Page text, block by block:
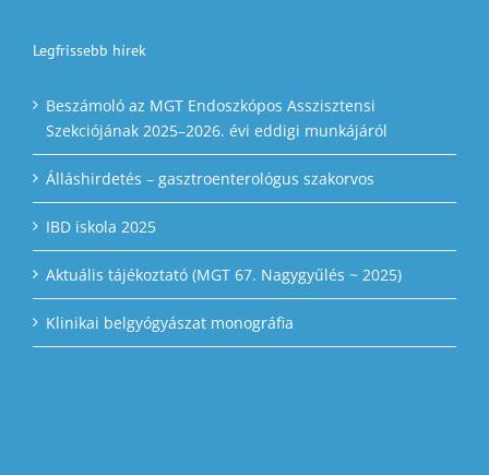
Legfrissebb hírek
Beszámoló az MGT Endoszkópos Asszisztensi
Szekciójának 2025–2026. évi eddigi munkájáról
Álláshirdetés – gasztroenterológus szakorvos
IBD iskola 2025
Aktuális tájékoztató (MGT 67. Nagygyűlés ~ 2025)
Klinikai belgyógyászat monográfia